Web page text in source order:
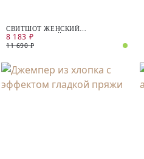
СВИТШОТ ЖЕНСКИЙ
ТРИКОТАЖНЫЙ
8 183 ₽
11 690 ₽